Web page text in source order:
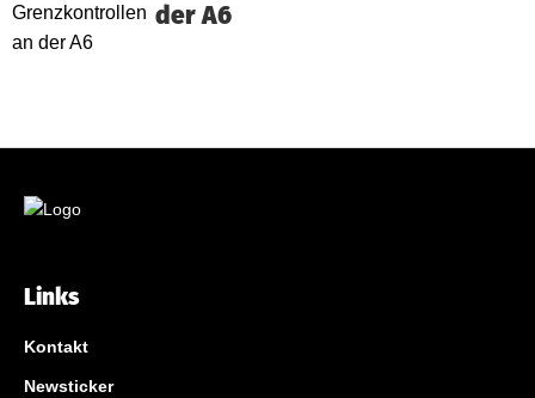
der A6
Links
Kontakt
Newsticker